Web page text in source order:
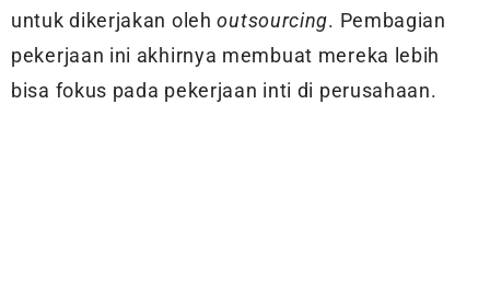
untuk dikerjakan olehoutsourcing. Pembagian
pekerjaan ini akhirnya membuat mereka lebih
bisa fokus pada pekerjaan inti di perusahaan.